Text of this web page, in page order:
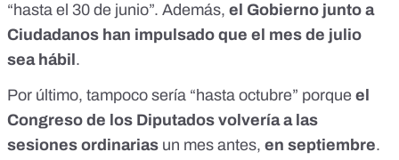
“hasta el 30 de junio”. Además, el Gobierno junto a
Ciudadanos han impulsado que el mes de julio
sea hábil .
Por último, tampoco sería “hasta octubre” porque el
Congreso de los Diputados volvería a las
sesiones ordinarias un mes antes, en septiembre.